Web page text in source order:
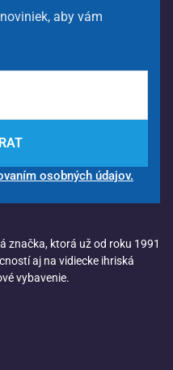
aby vám
osobných údajov.
značka, ktorá už od roku 1991
aj na vidiecke ihriská
vybavenie.